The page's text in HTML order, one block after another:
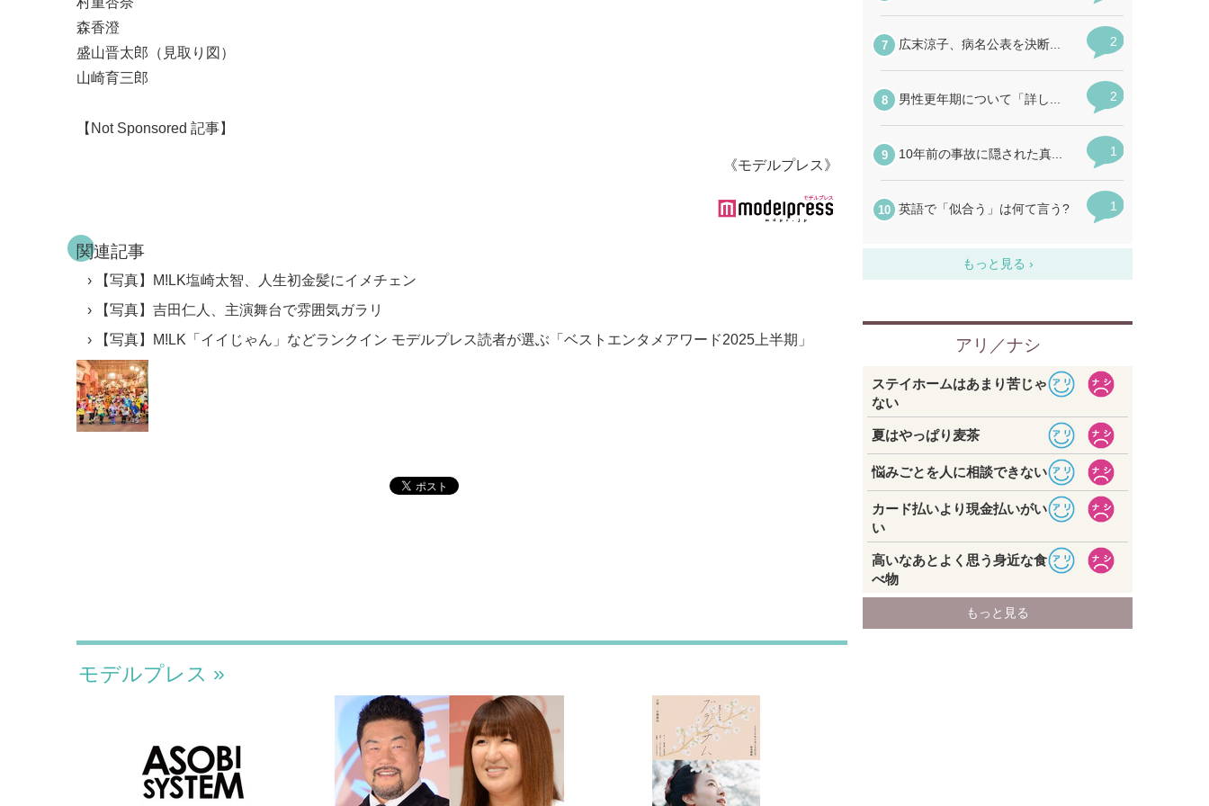
森香澄
盛山晋太郎（見取り図）
山崎育三郎
【Not Sponsored 記事】
《モデルプレス》
関連記事
【写真】M!LK塩崎太智、人生初金髪にイメチェン
【写真】吉田仁人、主演舞台で雰囲気ガラリ
【写真】M!LK「イイじゃん」などランクイン モデルプレス読者が選ぶ「ベストエンタメアワード2025上半期」
モデルプレス